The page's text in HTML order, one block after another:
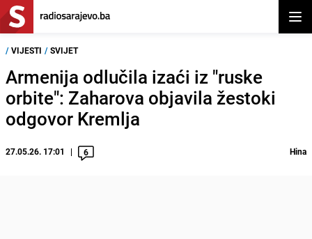
/ VIJESTI / SVIJET
Armenija odlučila izaći iz "ruske
orbite": Zaharova objavila žestoki
odgovor Kremlja
27.05.26. 17:01 6 Hina